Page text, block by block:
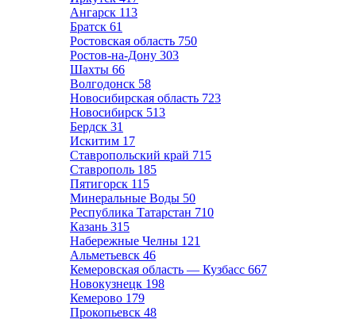
Ангарск 113
Братск 61
Ростовская область 750
Ростов-на-Дону 303
Шахты 66
Волгодонск 58
Новосибирская область 723
Новосибирск 513
Бердск 31
Искитим 17
Ставропольский край 715
Ставрополь 185
Пятигорск 115
Минеральные Воды 50
Республика Татарстан 710
Казань 315
Набережные Челны 121
Альметьевск 46
Кемеровская область — Кузбасс 667
Новокузнецк 198
Кемерово 179
Прокопьевск 48